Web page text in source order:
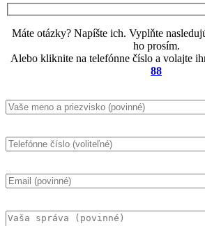
Máte otázky? Napíšte ich. Vyplňte
ho prosím.
Alebo kliknite na telefónne číslo a volajte
88